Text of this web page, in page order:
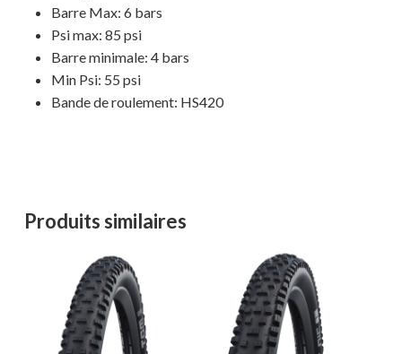
MAGASINER EN LIGNE
Barre Max: 6 bars
Psi max: 85 psi
Barre minimale: 4 bars
Min Psi: 55 psi
Bande de roulement: HS420
Produits similaires